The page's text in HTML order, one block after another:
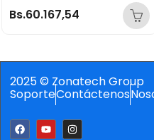
Valorado
con
Bs.60.167,54
2025 © Zonatech Group
SoporteContáctenos